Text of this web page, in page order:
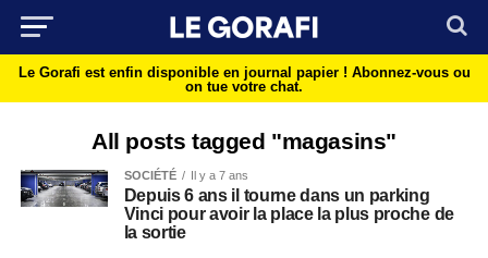
Le Gorafi est enfin disponible en journal papier ! Abonnez-vous ou
on tue votre chat.
All posts tagged "magasins"
SOCIÉTÉ Il y a 7 ans
Depuis 6 ans il tourne dans un parking
Vinci pour avoir la place la plus proche de
la sortie